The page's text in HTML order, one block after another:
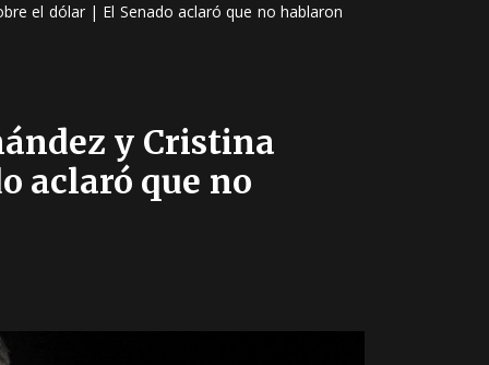
el dólar | El Senado aclaró que no hablaron
y Cristina
aclaró que no